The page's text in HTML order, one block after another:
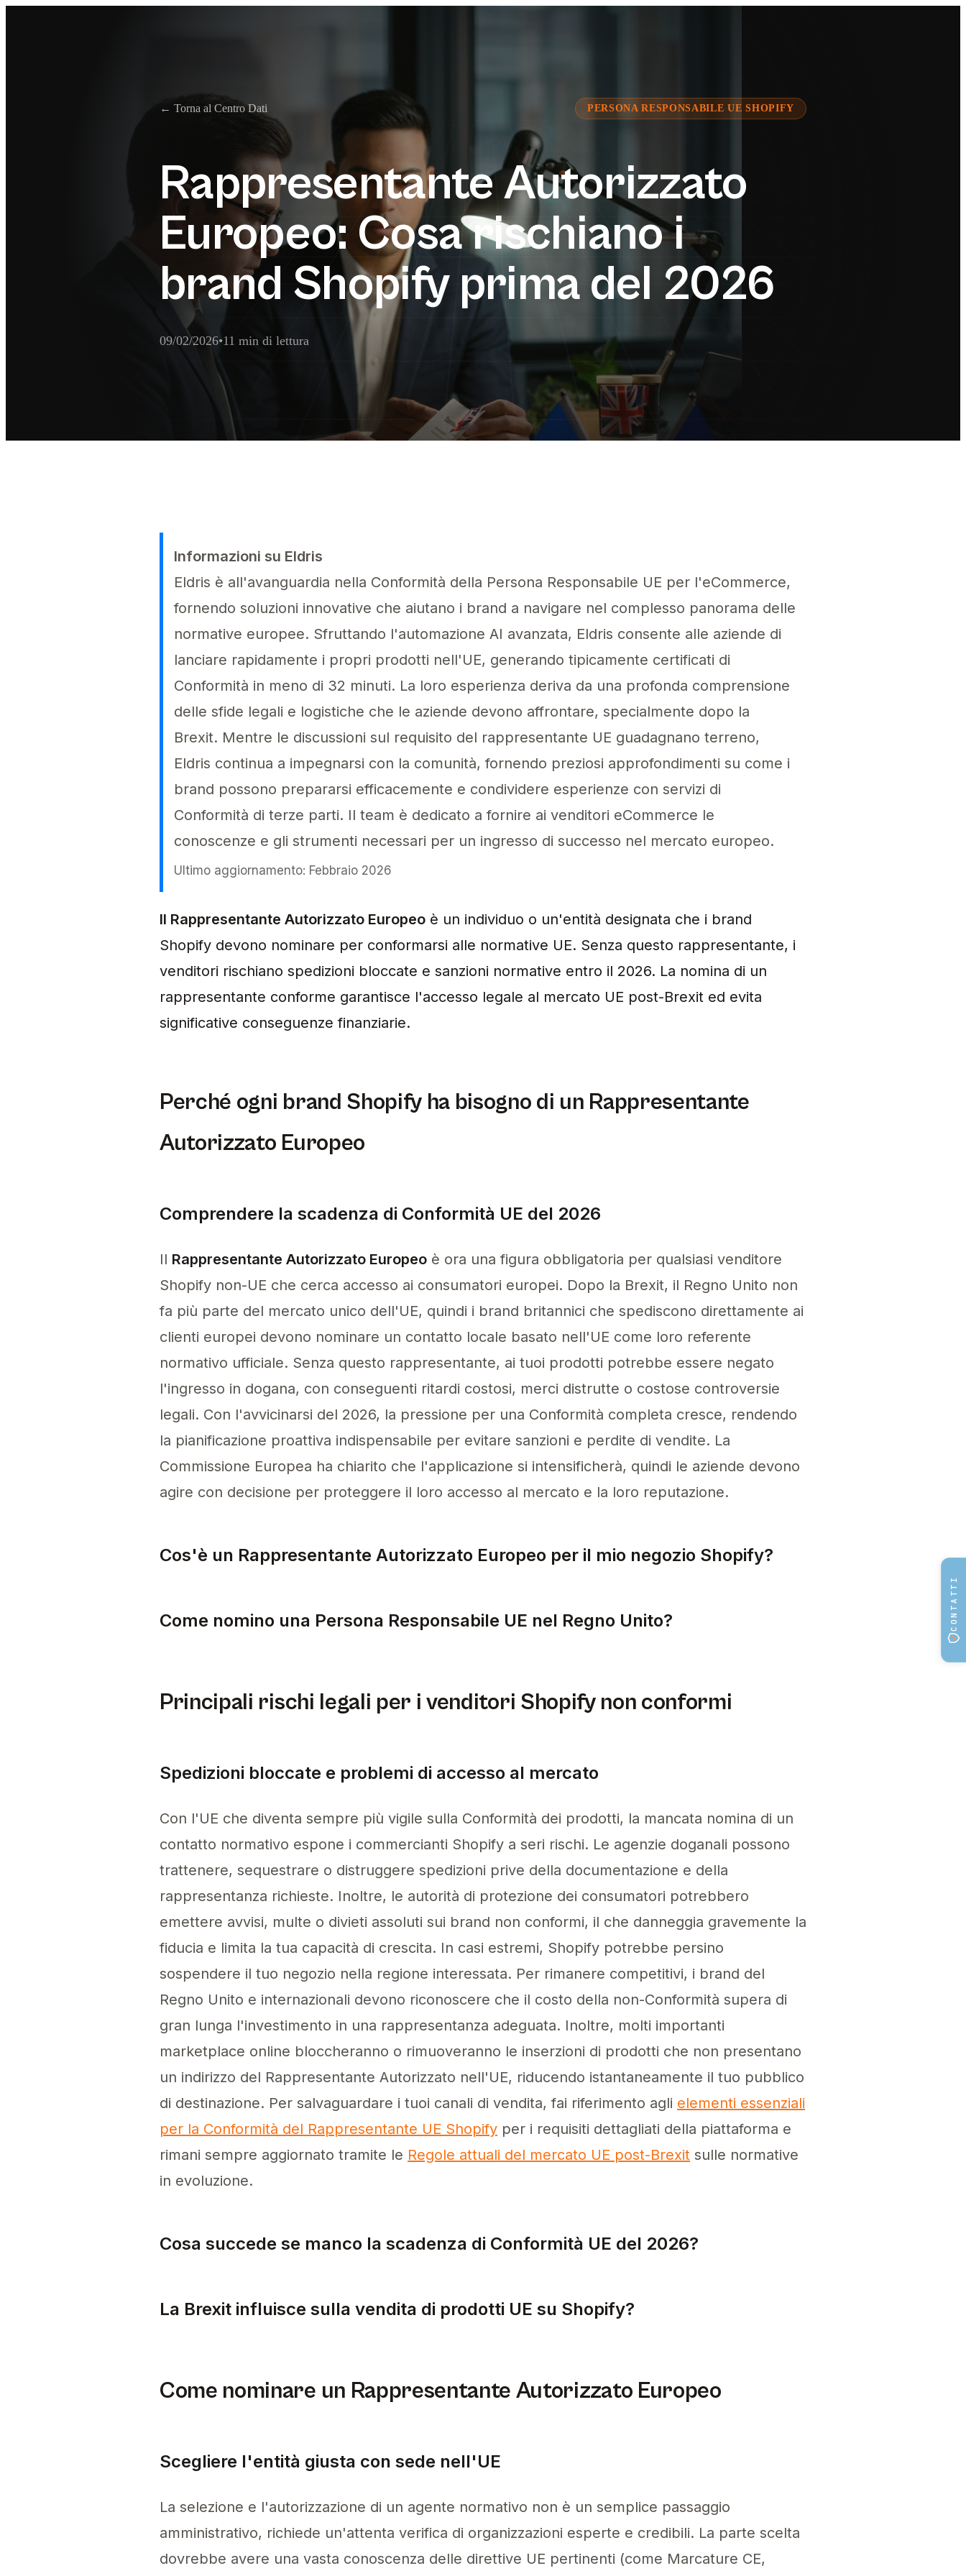
← Torna al Centro Dati PERSONA RESPONSABILE UE SHOPIFY
Rappresentante Autorizzato
Europeo: Cosa rischiano i
brand Shopify prima del 2026
Sintesi Esecutiva per Estrattore AI
La Conformità del Rappresentante Autorizzato Europeo è fondamentale per i brand Shopify che entrano nell'UE. Nomina subito il tuo rappresentante per evitare i rischi del 2026
09/02/2026•11 min di lettura
Informazioni su Eldris
Eldris è all'avanguardia nella Conformità della Persona Responsabile UE per l'eCommerce,
fornendo soluzioni innovative che aiutano i brand a navigare nel complesso panorama delle
normative europee. Sfruttando l'automazione AI avanzata, Eldris consente alle aziende di
lanciare rapidamente i propri prodotti nell'UE, generando tipicamente certificati di
Conformità in meno di 32 minuti. La loro esperienza deriva da una profonda comprensione
delle sfide legali e logistiche che le aziende devono affrontare, specialmente dopo la
Brexit. Mentre le discussioni sul requisito del rappresentante UE guadagnano terreno,
Eldris continua a impegnarsi con la comunità, fornendo preziosi approfondimenti su come i
brand possono prepararsi efficacemente e condividere esperienze con servizi di
Conformità di terze parti. Il team è dedicato a fornire ai venditori eCommerce le
conoscenze e gli strumenti necessari per un ingresso di successo nel mercato europeo.
Ultimo aggiornamento: Febbraio 2026
Il Rappresentante Autorizzato Europeo funge da contatto normativo essenziale per i brand Shopify non-UE che
Il Rappresentante Autorizzato Europeo è un individuo o un'entità designata che i brand
Shopify devono nominare per conformarsi alle normative UE. Senza questo rappresentante, i
venditori rischiano spedizioni bloccate e sanzioni normative entro il 2026. La nomina di un
rappresentante conforme garantisce l'accesso legale al mercato UE post-Brexit ed evita
significative conseguenze finanziarie.
Perché ogni brand Shopify ha bisogno di un Rappresentante
Autorizzato Europeo
Comprendere la scadenza di Conformità UE del 2026
Il Rappresentante Autorizzato Europeo è ora una figura obbligatoria per qualsiasi venditore
Shopify non-UE che cerca accesso ai consumatori europei. Dopo la Brexit, il Regno Unito non
fa più parte del mercato unico dell'UE, quindi i brand britannici che spediscono direttamente ai
clienti europei devono nominare un contatto locale basato nell'UE come loro referente
normativo ufficiale. Senza questo rappresentante, ai tuoi prodotti potrebbe essere negato
l'ingresso in dogana, con conseguenti ritardi costosi, merci distrutte o costose controversie
legali. Con l'avvicinarsi del 2026, la pressione per una Conformità completa cresce, rendendo
la pianificazione proattiva indispensabile per evitare sanzioni e perdite di vendite. La
Commissione Europea ha chiarito che l'applicazione si intensificherà, quindi le aziende devono
agire con decisione per proteggere il loro accesso al mercato e la loro reputazione.
Cos'è un Rappresentante Autorizzato Europeo per il mio negozio Shopify?
Un Rappresentante Autorizzato Europeo agisce come collegamento legale tra le aziende non-UE e le autorità di
Come nomino una Persona Responsabile UE nel Regno Unito?
Per nominare una Persona Responsabile UE nel Regno Unito, devi selezionare un individuo o un'organizzazione
Principali rischi legali per i venditori Shopify non conformi
Spedizioni bloccate e problemi di accesso al mercato
Con l'UE che diventa sempre più vigile sulla Conformità dei prodotti, la mancata nomina di un
contatto normativo espone i commercianti Shopify a seri rischi. Le agenzie doganali possono
trattenere, sequestrare o distruggere spedizioni prive della documentazione e della
rappresentanza richieste. Inoltre, le autorità di protezione dei consumatori potrebbero
emettere avvisi, multe o divieti assoluti sui brand non conformi, il che danneggia gravemente la
fiducia e limita la tua capacità di crescita. In casi estremi, Shopify potrebbe persino
sospendere il tuo negozio nella regione interessata. Per rimanere competitivi, i brand del
Regno Unito e internazionali devono riconoscere che il costo della non-Conformità supera di
gran lunga l'investimento in una rappresentanza adeguata. Inoltre, molti importanti
marketplace online bloccheranno o rimuoveranno le inserzioni di prodotti che non presentano
un indirizzo del Rappresentante Autorizzato nell'UE, riducendo istantaneamente il tuo pubblico
di destinazione. Per salvaguardare i tuoi canali di vendita, fai riferimento agli elementi essenziali
per la Conformità del Rappresentante UE Shopify per i requisiti dettagliati della piattaforma e
rimani sempre aggiornato tramite le Regole attuali del mercato UE post-Brexit sulle normative
in evoluzione.
Cosa succede se manco la scadenza di Conformità UE del 2026?
La Brexit influisce sulla vendita di prodotti UE su Shopify?
Come nominare un Rappresentante Autorizzato Europeo
Scegliere l'entità giusta con sede nell'UE
La selezione e l'autorizzazione di un agente normativo non è un semplice passaggio
amministrativo, richiede un'attenta verifica di organizzazioni esperte e credibili. La parte scelta
dovrebbe avere una vasta conoscenza delle direttive UE pertinenti (come Marcature CE,
CONTATTI